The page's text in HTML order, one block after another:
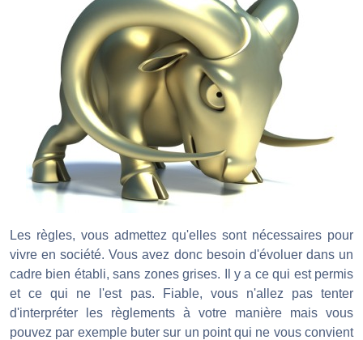
Les règles, vous admettez qu'elles sont nécessaires pour
vivre en société. Vous avez donc besoin d'évoluer dans un
cadre bien établi, sans zones grises. Il y a ce qui est permis
et ce qui ne l'est pas. Fiable, vous n'allez pas tenter
d'interpréter les règlements à votre manière mais vous
pouvez par exemple buter sur un point qui ne vous convient